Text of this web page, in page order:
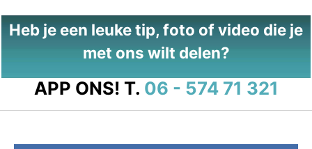
Heb je een leuke tip, foto of video die je
met ons wilt delen?
APP ONS! T. 06 - 574 71 321